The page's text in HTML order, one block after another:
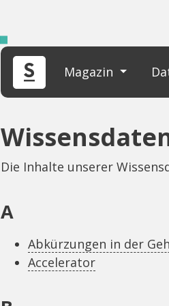
Magazin
Die Inhalte unserer
A
Abkürzungen in der
Accelerator